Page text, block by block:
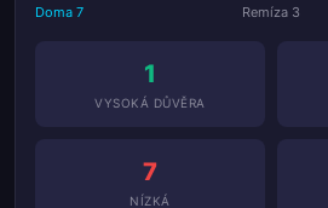
Doma 7 Remíza 3
1
VYSOKÁ DŮVĚRA
7
NÍZKÁ